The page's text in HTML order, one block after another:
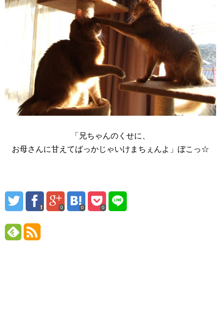
「兄ちゃんのくせに、
お母さんに甘えてばっかじゃいけまちぇんよ」ぼこっ☆
0 0 0